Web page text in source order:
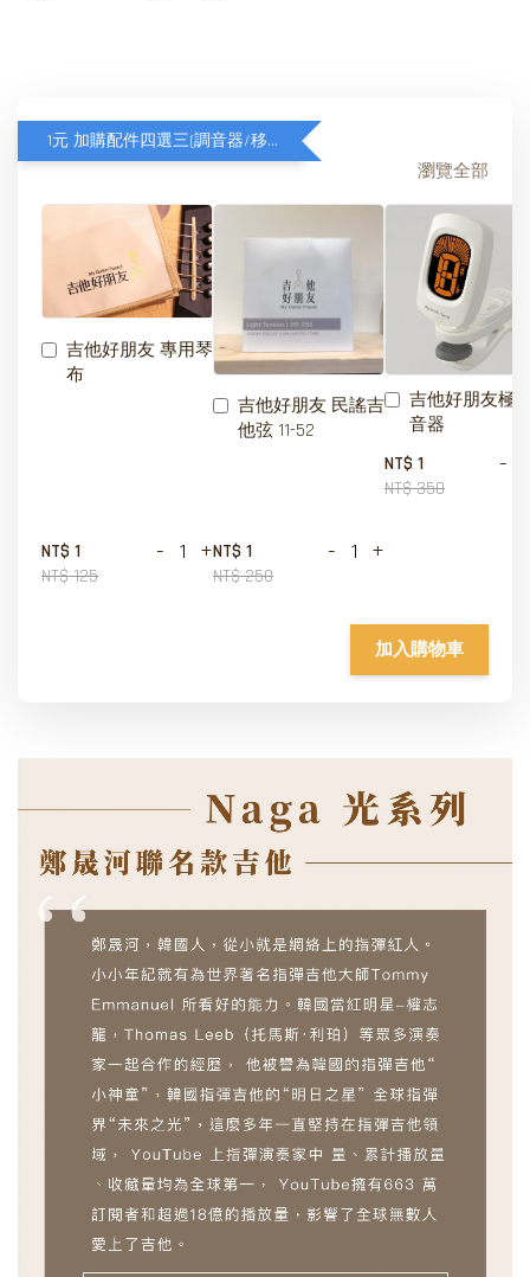
1元 加購配件四選三(調音器/移調夾/琴弦/琴布)
瀏覽全部
吉他好朋友 專用琴
布
NT$ 1
NT$ 125
- +
吉他好朋友 民謠吉
他弦 11-52
NT$ 1
NT$ 250
- +
吉他好朋友極
音器
NT$ 1
NT$ 350
-
加入購物車